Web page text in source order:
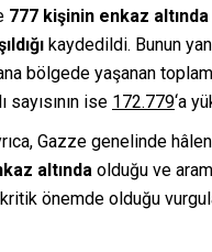
777 kişinin enkaz altında
kaydedildi. Bunun
bölgede yaşanan toplam
sayısının ise 172.779‘a
Gazze genelinde hâlen
altında olduğu ve
kritik önemde olduğu